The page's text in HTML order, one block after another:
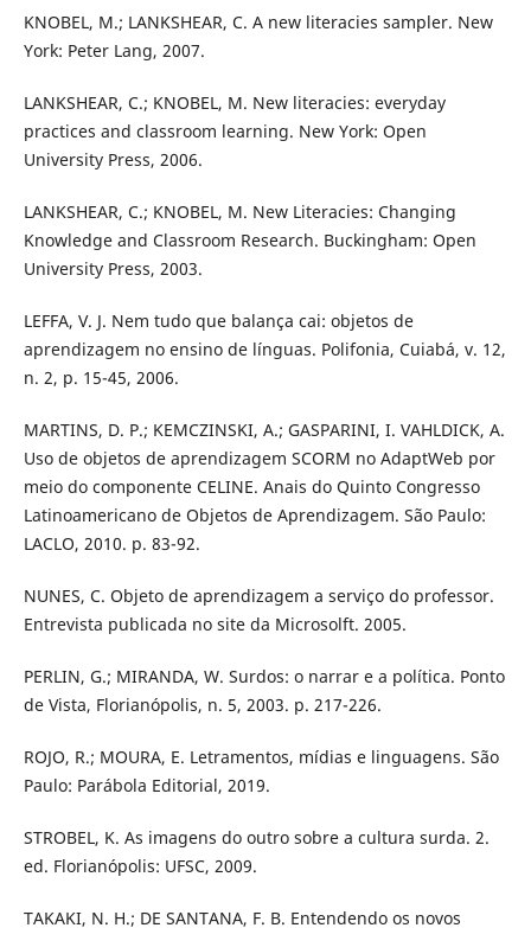
KNOBEL, M.; LANKSHEAR, C. A new literacies sampler. New
York: Peter Lang, 2007.
LANKSHEAR, C.; KNOBEL, M. New literacies: everyday
practices and classroom learning. New York: Open
University Press, 2006.
LANKSHEAR, C.; KNOBEL, M. New Literacies: Changing
Knowledge and Classroom Research. Buckingham: Open
University Press, 2003.
LEFFA, V. J. Nem tudo que balança cai: objetos de
aprendizagem no ensino de línguas. Polifonia, Cuiabá, v. 12,
n. 2, p. 15-45, 2006.
MARTINS, D. P.; KEMCZINSKI, A.; GASPARINI, I. VAHLDICK, A.
Uso de objetos de aprendizagem SCORM no AdaptWeb por
meio do componente CELINE. Anais do Quinto Congresso
Latinoamericano de Objetos de Aprendizagem. São Paulo:
LACLO, 2010. p. 83-92.
NUNES, C. Objeto de aprendizagem a serviço do professor.
Entrevista publicada no site da Microsolft. 2005.
PERLIN, G.; MIRANDA, W. Surdos: o narrar e a política. Ponto
de Vista, Florianópolis, n. 5, 2003. p. 217-226.
ROJO, R.; MOURA, E. Letramentos, mídias e linguagens. São
Paulo: Parábola Editorial, 2019.
STROBEL, K. As imagens do outro sobre a cultura surda. 2.
ed. Florianópolis: UFSC, 2009.
TAKAKI, N. H.; DE SANTANA, F. B. Entendendo os novos